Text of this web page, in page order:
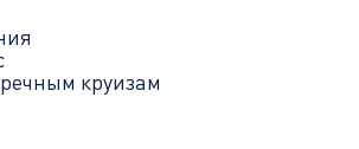
круизам